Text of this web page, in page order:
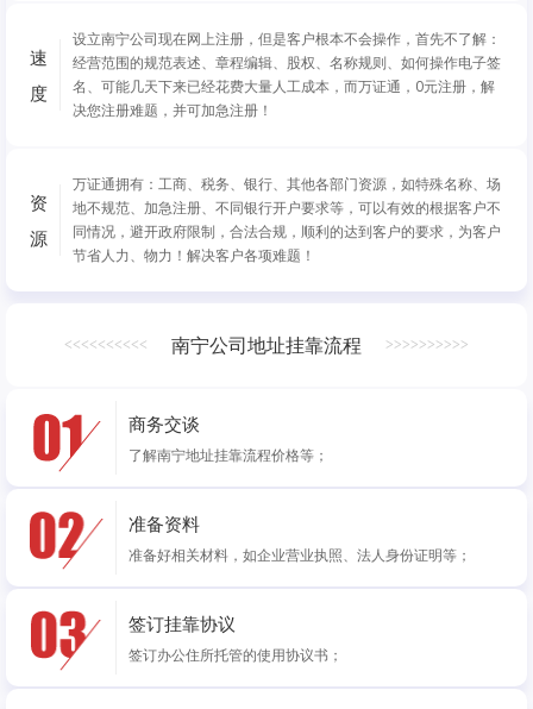
速
度
设立南宁公司现在网上注册，但是客户根本不会操作，首先不了解：
经营范围的规范表述、章程编辑、股权、名称规则、如何操作电子签
名、可能几天下来已经花费大量人工成本，而万证通，0元注册，解
决您注册难题，并可加急注册！
资
源
万证通拥有：工商、税务、银行、其他各部门资源，如特殊名称、场
地不规范、加急注册、不同银行开户要求等，可以有效的根据客户不
同情况，避开政府限制，合法合规，顺利的达到客户的要求，为客户
节省人力、物力！解决客户各项难题！
<<<<<<<<<< 南宁公司地址挂靠流程 >>>>>>>>>>
商务交谈
了解南宁地址挂靠流程价格等；
准备资料
准备好相关材料，如企业营业执照、法人身份证明等；
签订挂靠协议
签订办公住所托管的使用协议书；